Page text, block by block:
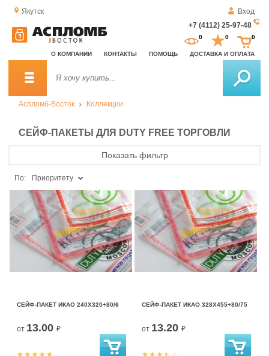
Якутск
Вход
+7 (4112) 25-97-48
О КОМПАНИИ КОНТАКТЫ ПОМОЩЬ ДОСТАВКА И ОПЛАТА
0 0 0
Аспломб-Восток Коллекции
СЕЙФ-ПАКЕТЫ ДЛЯ DUTY FREE ТОРГОВЛИ
Показать фильтр
По: Приоритету
СЕЙФ-ПАКЕТ ИКАО 240Х320+80/6
от 13.00 ₽
СЕЙФ-ПАКЕТ ИКАО 328Х455+80/75
от 13.20 ₽